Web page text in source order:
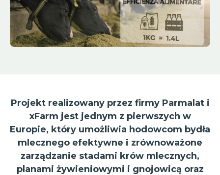
Projekt realizowany przez firmy Parmalat i
xFarm jest jednym z pierwszych w
Europie, który umożliwia hodowcom bydła
mlecznego efektywne i zrównoważone
zarządzanie stadami krów mlecznych,
planami żywieniowymi i gnojowicą oraz